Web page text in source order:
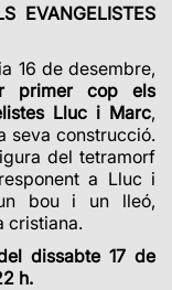
EVANGELISTES
16 de desembre,
primer cop els
Lluc i Marc,
seva construcció.
del tetramorf
a Lluc i
bou i un lleó,
cristiana.
dissabte 17 de
h.